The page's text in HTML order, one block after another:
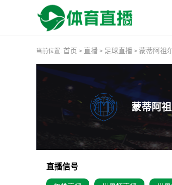
当前位置: 首页 > 直播 > 足球直播 > 蒙蒂阿祖
蒙蒂阿
直播信号